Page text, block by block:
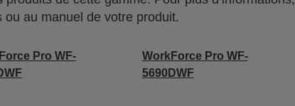
au manuel de votre produit.
Pro WF-
WorkForce Pro WF-
5690DWF